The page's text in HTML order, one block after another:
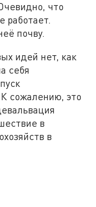
что
работает.
почву.
идей нет, как
себя
сожалению, это
в
в